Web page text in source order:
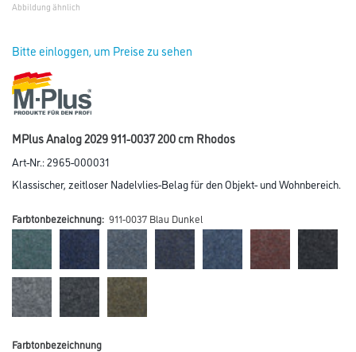
Abbildung ähnlich
Bitte einloggen, um Preise zu sehen
MPlus Analog 2029 911-0037 200 cm Rhodos
Art-Nr.:2965-000031
Klassischer, zeitloser Nadelvlies-Belag für den Objekt- und Wohnbereich.
Farbtonbezeichnung: 911-0037 Blau Dunkel
Farbtonbezeichnung